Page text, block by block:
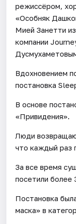
режиссёром,
«Особняк
Мией Занетти
компании
Вдохновением
постановка
В основе
«Привидения».
Люди
что каждый раз
За все время
посетили более
Постановка
маска» в